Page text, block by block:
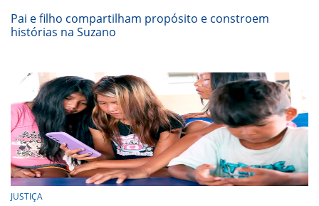
Pai e filho compartilham propósito e constroem
histórias na Suzano
JUSTIÇA